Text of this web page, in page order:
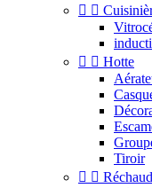
 
  Hotte
Tiroir
  Réchaud